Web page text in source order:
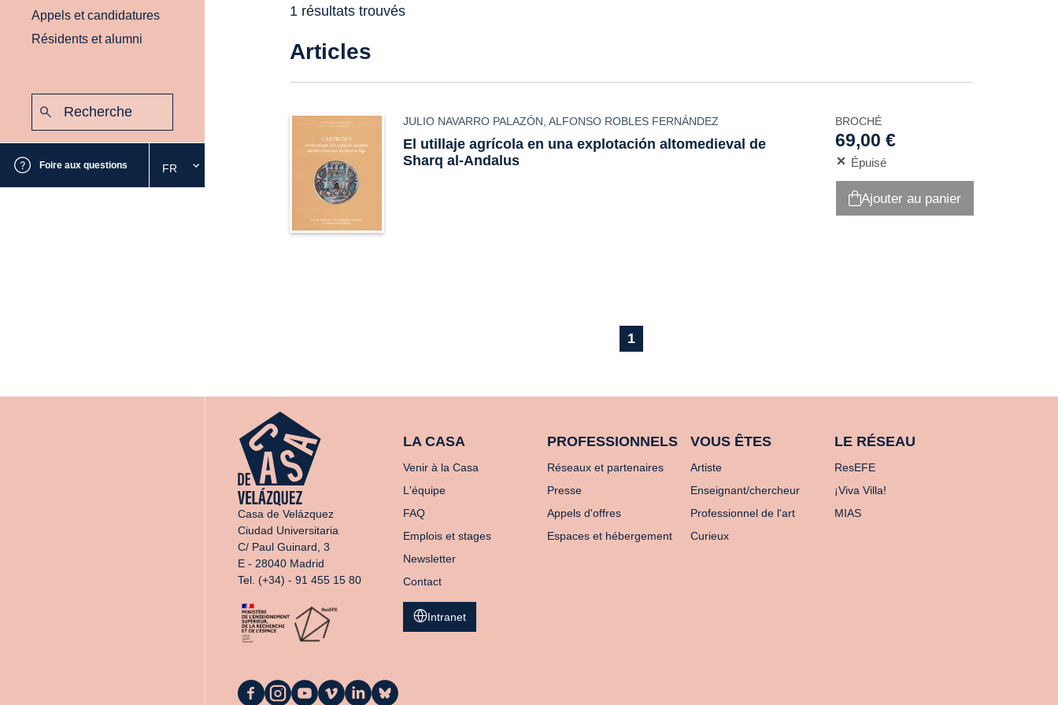
Appels et candidatures
Résidents et alumni
Foire aux questions
Sélectionnez
la
FR
1 résultats trouvés
Articles
JULIO NAVARRO PALAZÓN ,ALFONSO ROBLES FERNÁNDEZ
El utillaje agrícola en una explotación altomedieval de
Sharq al-Andalus
BROCHÉ
69,00 €
Épuisé
Ajouter au panier
1
Casa de Velázquez
Ciudad Universitaria
C/ Paul Guinard, 3
E - 28040 Madrid
Tel. (+34) - 91 455 15 80
LA CASA
Venir à la Casa
L'équipe
FAQ
Emplois et stages
Newsletter
Contact
PROFESSIONNELS
Réseaux et partenaires
Presse
Appels d'offres
Espaces et hébergement
VOUS ÊTES
Artiste
Enseignant/chercheur
Professionnel de l'art
Curieux
LE RÉSEAU
ResEFE
¡Viva Villa!
MIAS
Intranet
La
La
La
La
La
La